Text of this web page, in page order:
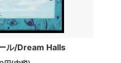
ル/Dream Halls